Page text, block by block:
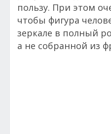
пользу. При этом
чтобы фигура
зеркале в полный
а не собранной из